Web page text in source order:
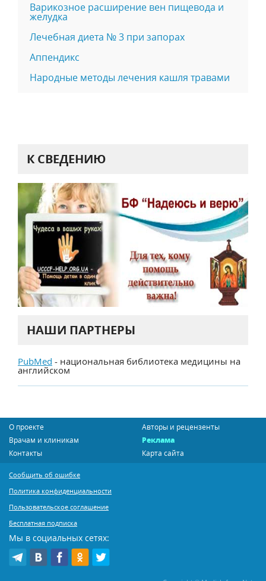
Варикозное расширение вен пищевода и
желудка
Лечебная диета № 3 при запорах
Аппендикс
Народные методы лечения кашля травами
К СВЕДЕНИЮ
НАШИ ПАРТНЕРЫ
PubMed - национальная библиотека медицины на
английском
О проекте
Авторы и рецензенты
Врачам и клиникам
Реклама
Контакты
Карта сайта
Сообщить об ошибке
Политика конфиденциальности
Пользовательское соглашение
Бесплатная подписка
Мы в социальных сетях: